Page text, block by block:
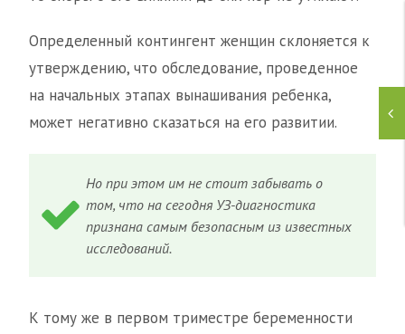
Определенный контингент женщин склоняется к
утверждению, что обследование, проведенное
на начальных этапах вынашивания ребенка,
может негативно сказаться на его развитии.
Но при этом им не стоит забывать о
том, что на сегодня УЗ-диагностика
признана самым безопасным из известных
исследований.
К тому же в первом триместре беременности